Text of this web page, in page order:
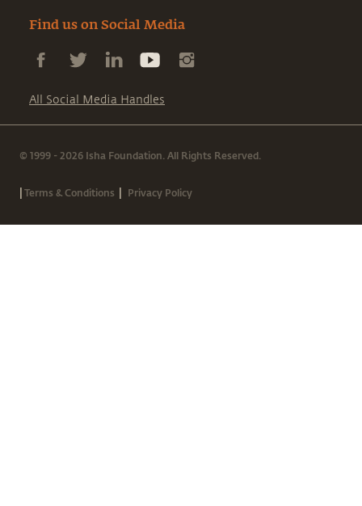
Find us on Social Media
All Social Media Handles
© 1999 - 2026 Isha Foundation. All Rights Reserved.
|Terms & Conditions | Privacy Policy